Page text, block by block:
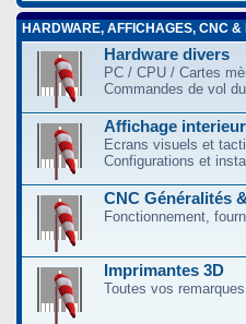
HARDWARE, AFFICHAGES, CNC &
Hardware divers
PC / CPU / Cartes
Commandes de vol
Affichage
Ecrans visuels et
Configurations et
CNC Généralités
Fonctionnement,
Imprimantes 3D
Toutes vos